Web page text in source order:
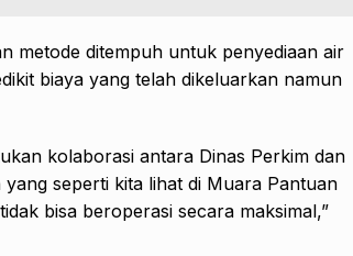
metode ditempuh untuk penyediaan air
biaya yang telah dikeluarkan namun
kolaborasi antara Dinas Perkim dan
seperti kita lihat di Muara Pantuan
bisa beroperasi secara maksimal,”